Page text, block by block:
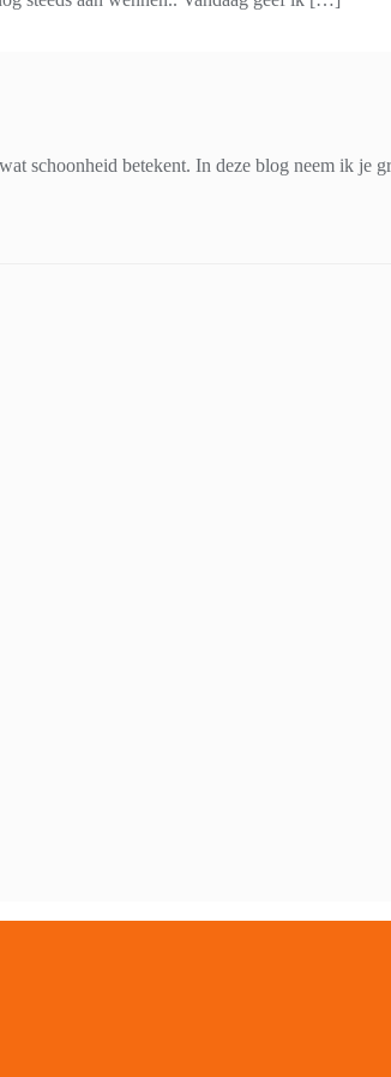
schoonheid betekent. In deze blog neem ik je